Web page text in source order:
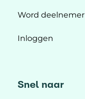
Word deelnemer
Inloggen
Snel naar